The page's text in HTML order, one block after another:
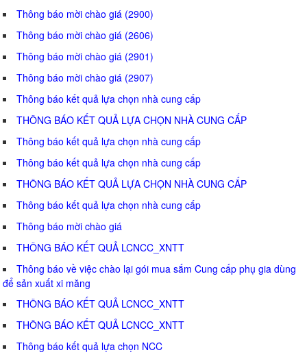
Thông báo mời chào giá (2900)
Thông báo mời chào giá (2606)
Thông báo mời chào giá (2901)
Thông báo mời chào giá (2907)
Thông báo kết quả lựa chọn nhà cung cấp
THÔNG BÁO KẾT QUẢ LỰA CHỌN NHÀ CUNG CẤP
Thông báo kết quả lựa chọn nhà cung cấp
Thông báo kết quả lựa chọn nhà cung cấp
THÔNG BÁO KẾT QUẢ LỰA CHỌN NHÀ CUNG CẤP
Thông báo kết quả lựa chọn nhà cung cấp
Thông báo mời chào giá
THÔNG BÁO KẾT QUẢ LCNCC_XNTT
Thông báo về việc chào lại gói mua sắm Cung cấp phụ gia dùng
để sản xuất xi măng
THÔNG BÁO KẾT QUẢ LCNCC_XNTT
THÔNG BÁO KẾT QUẢ LCNCC_XNTT
Thông báo kết quả lựa chọn NCC